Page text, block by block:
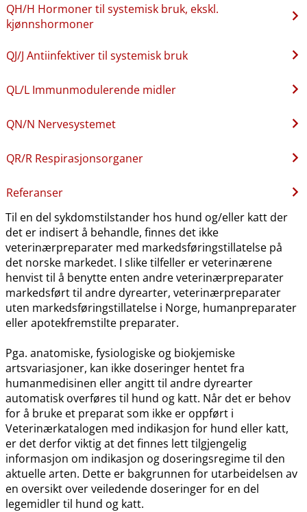
QH​/​H Hormoner til systemisk bruk, ekskl.
kjønnshormoner
QJ​/​J Antiinfektiver til systemisk bruk
QL​/​L Immunmodulerende midler
QN​/​N Nervesystemet
QR​/​R Respirasjonsorganer
Referanser
Til en del sykdomstilstander hos hund og​/​eller katt der
det er indisert å behandle, finnes det ikke
veterinærpreparater med markedsføringstillatelse på
det norske markedet. I slike tilfeller er veterinærene
henvist til å benytte enten andre veterinærpreparater
markedsført til andre dyrearter, veterinærpreparater
uten markedsføringstillatelse i Norge, humanpreparater
eller apotekfremstilte preparater.
Pga. anatomiske, fysiologiske og biokjemiske
artsvariasjoner, kan ikke doseringer hentet fra
humanmedisinen eller angitt til andre dyrearter
automatisk overføres til hund og katt. Når det er behov
for å bruke et preparat som ikke er oppført i
Veterinærkatalogen med indikasjon for hund eller katt,
er det derfor viktig at det finnes lett tilgjengelig
informasjon om indikasjon og doseringsregime til den
aktuelle arten. Dette er bakgrunnen for utarbeidelsen av
en oversikt over veiledende doseringer for en del
legemidler til hund og katt.